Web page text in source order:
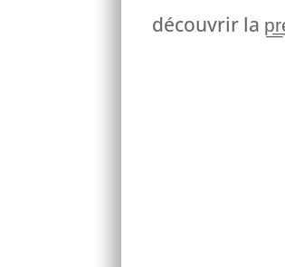
découvrir la